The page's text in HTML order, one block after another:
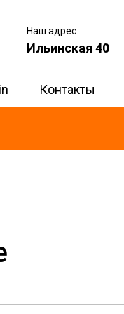
Ильинская 40
Наш адрес
Контакты